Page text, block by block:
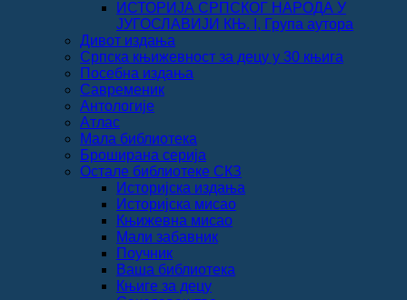
ИСТОРИЈА СРПСКОГ НАРОДА У
ЈУГОСЛАВИЈИ КЊ. I, Група аутора
Дивот издања
Српска књижевност за децу у 30 књига
Посебна издања
Савременик
Антологије
Атлас
Мала библиотека
Броширана серија
Остале библиотеке СКЗ
Историјска издања
Историјска мисао
Књижевна мисао
Мали забавник
Поучник
Ваша библиотека
Књиге за децу